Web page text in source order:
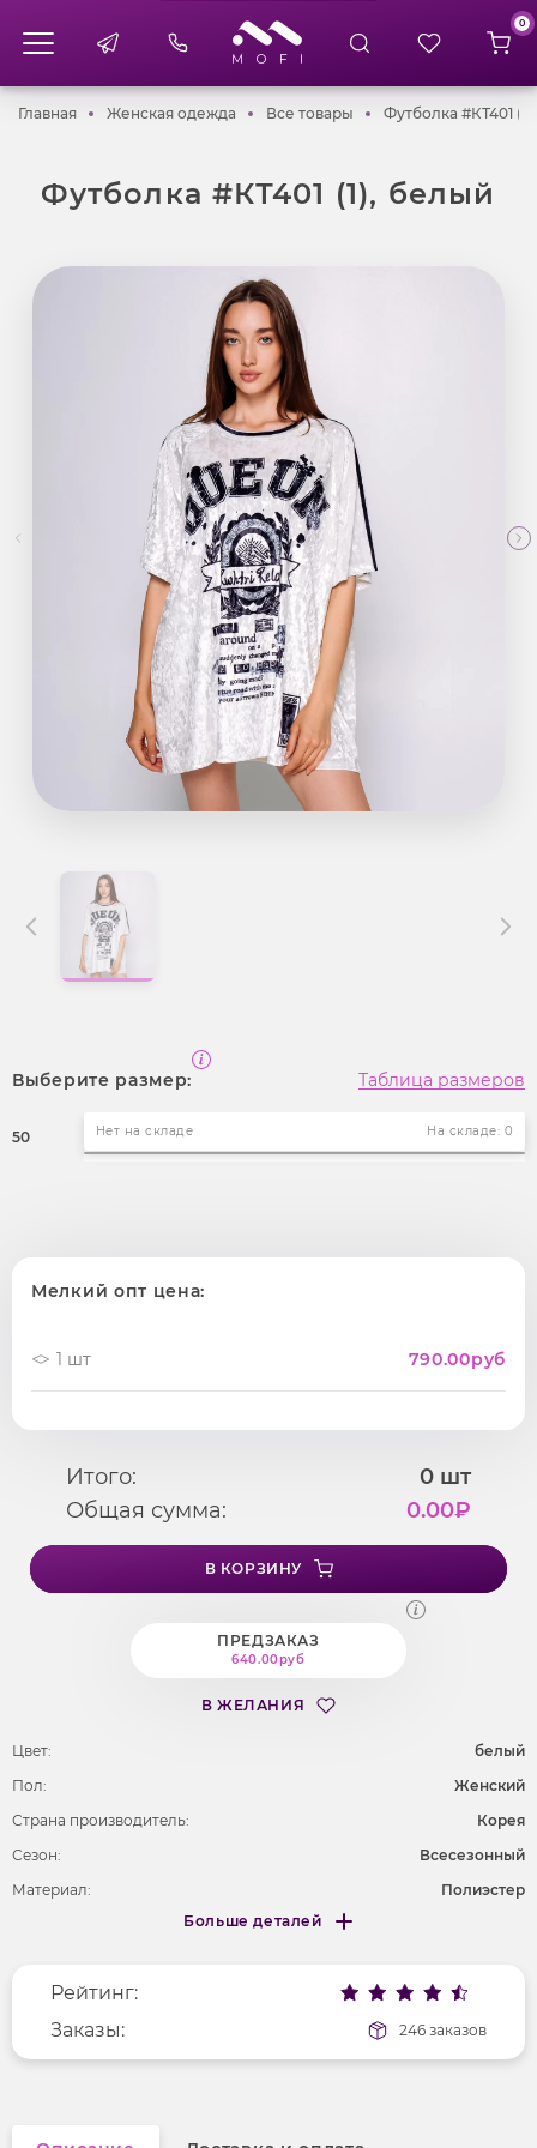
0
ГлавнаяГлавнаяЖенская одежда Женская одежда
Все товары Все товары
Футболка #КТ401
Футболка #КТ401 (1), белый
Выберите размер: Таблица размеров
50 Нет на складе На складе: 0
Мелкий опт цена:
1 шт 790.00руб
Итого: 0 шт
Общая сумма:
0.00₽
В КОРЗИНУ
ПРЕДЗАКАЗ
640.00руб
В ЖЕЛАНИЯ
Цвет:
белый
Пол:
Женский
Страна производитель:
Корея
Сезон:
Всесезонный
Материал:
Полиэстер
Фактура материала
трикотажный
Длина рукава
Вырез горловины
округлый
Больше деталей
Меньше деталей
Рейтинг:
Заказы:
246 заказов